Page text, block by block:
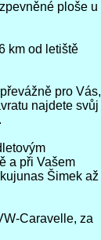
ploše u
km od letiště
pro Vás,
najdete svůj
a při Vašem
Šimek až
Caravelle, za